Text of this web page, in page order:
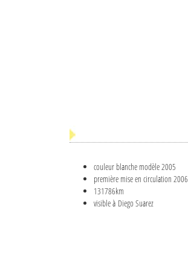
couleur blanche modèle 2005
première mise en circulation 2006
131786km
visible à Diego Suarez